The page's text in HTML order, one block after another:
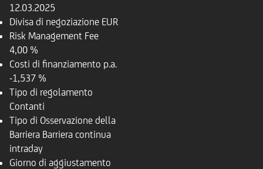
12.03.2025
Divisa di negoziazione EUR
Risk Management Fee
4,00 %
Costi di finanziamento p.a.
-1,537 %
Tipo di regolamento
Contanti
Tipo di Osservazione della
Barriera Barriera continua
intraday
Giorno di aggiustamento